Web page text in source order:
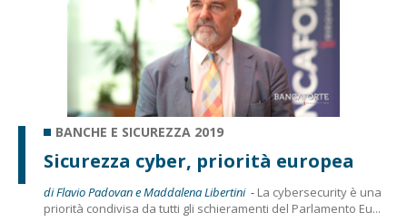
BANCHE E SICUREZZA 2019
Sicurezza cyber, priorità europea
di Flavio Padovan e Maddalena Libertini - La cybersecurity è una
priorità condivisa da tutti gli schieramenti del Parlamento Eu...